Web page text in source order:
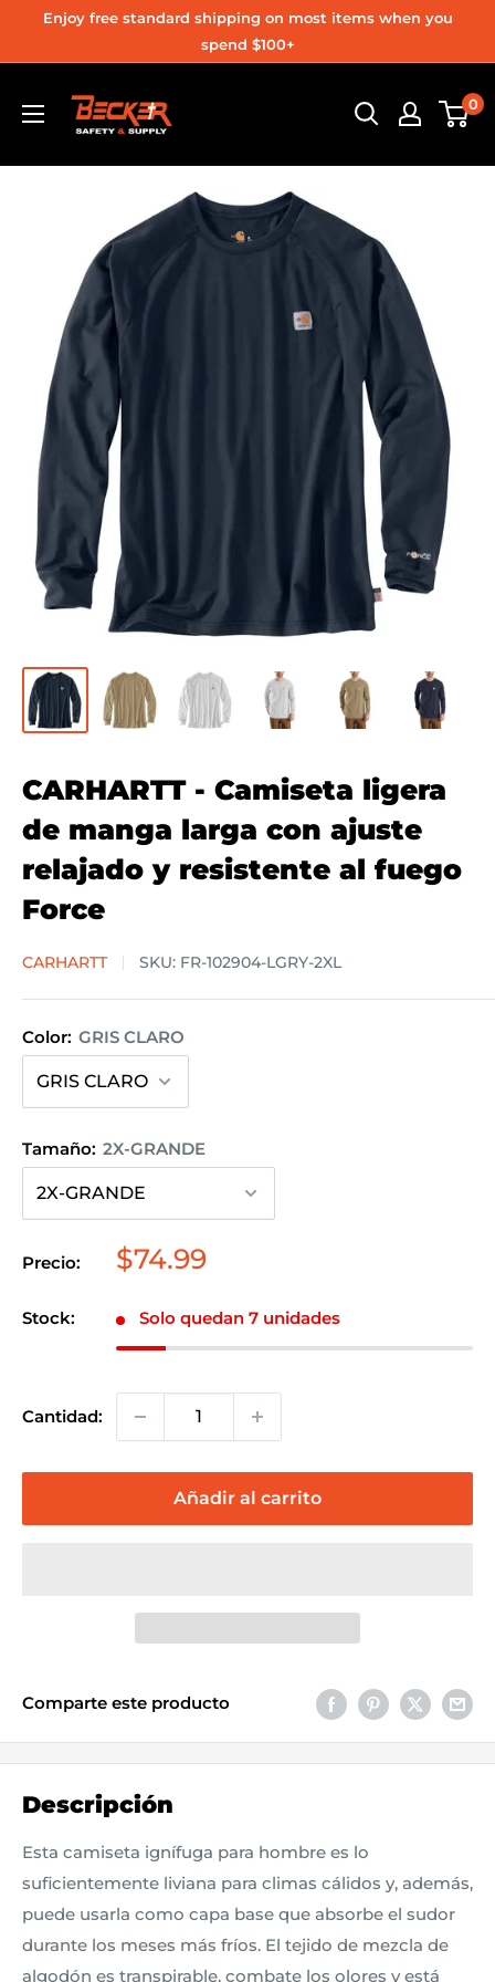
contenido
Enjoy free standard shipping on most items when you
spend $100+
Becker
Safety
0
CARHARTT - Camiseta ligera
de manga larga con ajuste
relajado y resistente al fuego
Force
CARHARTT SKU: FR-102904-LGRY-2XL
Color: GRIS CLARO
Tamaño: 2X-GRANDE
Precio:
Precio
venta
$74.99
Stock: Solo quedan 7 unidades
Cantidad:
Añadir al carrito
Comparte este producto
Descripción
Esta camiseta ignífuga para hombre es lo
suficientemente liviana para climas cálidos y, además,
puede usarla como capa base que absorbe el sudor
durante los meses más fríos. El tejido de mezcla de
algodón es transpirable, combate los olores y está